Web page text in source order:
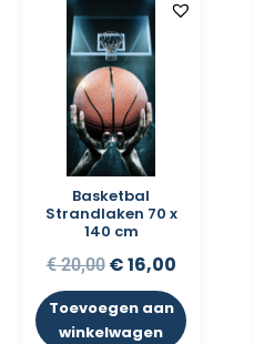
Basketbal
Strandlaken 70 x
140 cm
€20,00 €16,00
Toevoegen aan
winkelwagen